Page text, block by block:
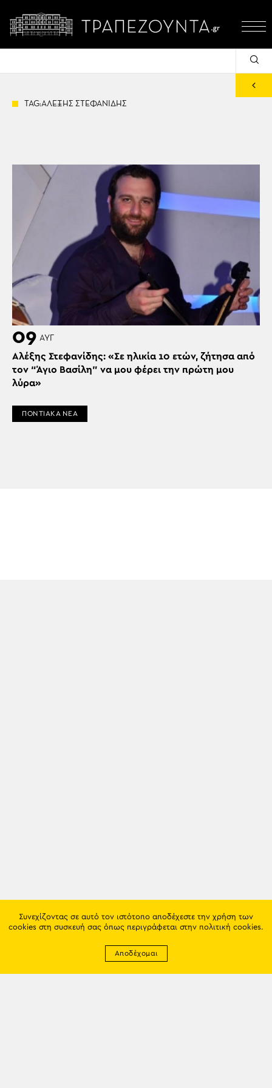
TAG:ΑΛΕΞΗΣ ΣΤΕΦΑΝΙΔΗΣ
09 ΑΥΓ
Αλέξης Στεφανίδης: «Σε ηλικία 10 ετών, ζήτησα από
τον “Άγιο Βασίλη” να μου φέρει την πρώτη μου
λύρα»
ΠΟΝΤΙΑΚΑ ΝΕΑ
Συνεχίζοντας σε αυτό τον ιστότοπο αποδέχεστε την χρήση των
cookies στη συσκευή σας όπως περιγράφεται στην πολιτική cookies.
Αποδέχομαι